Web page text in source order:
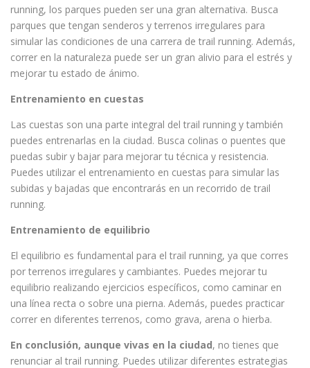
running, los parques pueden ser una gran alternativa. Busca
parques que tengan senderos y terrenos irregulares para
simular las condiciones de una carrera de trail running. Además,
correr en la naturaleza puede ser un gran alivio para el estrés y
mejorar tu estado de ánimo.
Entrenamiento en cuestas
Las cuestas son una parte integral del trail running y también
puedes entrenarlas en la ciudad. Busca colinas o puentes que
puedas subir y bajar para mejorar tu técnica y resistencia.
Puedes utilizar el entrenamiento en cuestas para simular las
subidas y bajadas que encontrarás en un recorrido de trail
running.
Entrenamiento de equilibrio
El equilibrio es fundamental para el trail running, ya que corres
por terrenos irregulares y cambiantes. Puedes mejorar tu
equilibrio realizando ejercicios específicos, como caminar en
una línea recta o sobre una pierna. Además, puedes practicar
correr en diferentes terrenos, como grava, arena o hierba.
En conclusión, aunque vivas en la ciudad, no tienes que
renunciar al trail running. Puedes utilizar diferentes estrategias